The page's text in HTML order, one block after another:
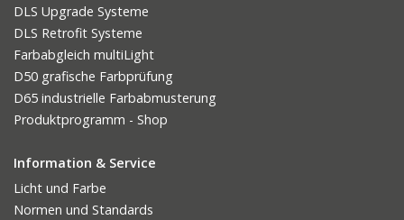
DLS Upgrade Systeme
DLS Retrofit Systeme
Farbabgleich multiLight
D50 grafische Farbprüfung
D65 industrielle Farbabmusterung
Produktprogramm - Shop
Information & Service
Licht und Farbe
Normen und Standards